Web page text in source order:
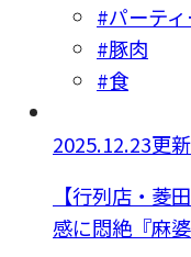
#パーテ
#豚肉
#食
2025.12.23更新
【行列店・菱
感に悶絶『麻